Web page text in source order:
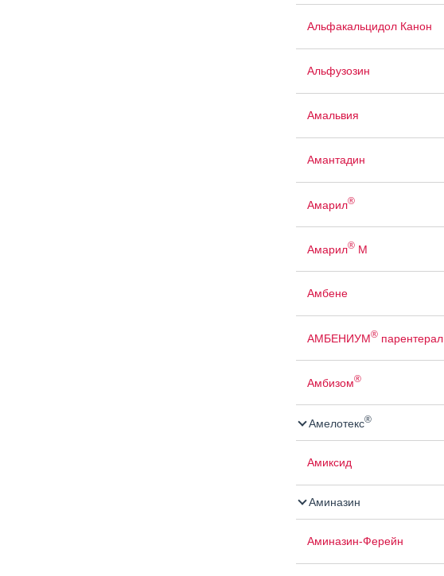
Альфакальцидол Канон
Альфузозин
Амальвия
Амантадин
Амарил®
Амарил®М
Амбене
АМБЕНИУМ®парентерал
Амбизом®
Амелотекс®
Амиксид
Аминазин
Аминазин-Ферейн